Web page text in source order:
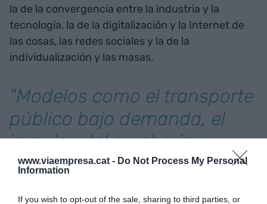
www.viaempresa.cat - Do Not Process My Personal
Information
If you wish to opt-out of the sale, sharing to third parties, or
la de la convergencia entre la industria y la
tecnología, la de la digitalización y la Internet de
las cosas, las redes sociales y la de la
individualización y las masas.
"Modelos como el transporte
público bajo demanda, el
impulso del carsharing
interurbano o la gestión